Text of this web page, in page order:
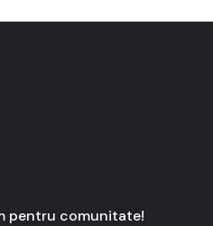
pentru comunitate!